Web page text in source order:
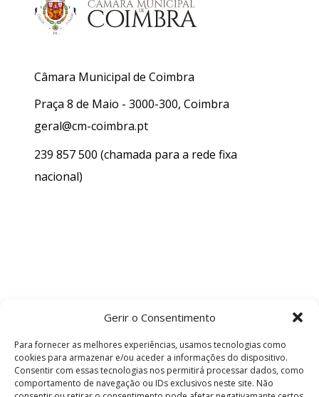
Gerir o Consentimento
Para fornecer as melhores experiências, usamos tecnologias como
cookies para armazenar e/ou aceder a informações do dispositivo.
Consentir com essas tecnologias nos permitirá processar dados, como
comportamento de navegação ou IDs exclusivos neste site. Não
Câmara Municipal de Coimbra
Praça 8 de Maio - 3000-300, Coimbra
geral@cm-coimbra.pt
239 857 500 (chamada para a rede fixa
nacional)